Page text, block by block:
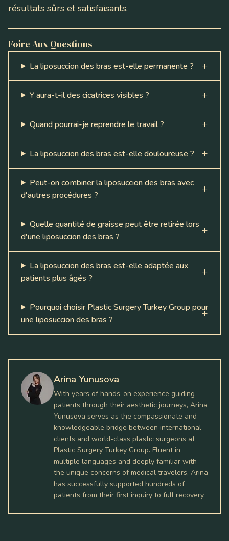
résultats sûrs et satisfaisants.
Foire Aux Questions
La liposuccion des bras est-elle permanente ?
Y aura-t-il des cicatrices visibles ?
Quand pourrai-je reprendre le travail ?
La liposuccion des bras est-elle douloureuse ?
Peut-on combiner la liposuccion des bras avec
d'autres procédures ?
Quelle quantité de graisse peut être retirée lors
d'une liposuccion des bras ?
La liposuccion des bras est-elle adaptée aux
patients plus âgés ?
Pourquoi choisir Plastic Surgery Turkey Group pour
une liposuccion des bras ?
Arina Yunusova
With years of hands-on experience guiding
patients through their aesthetic journeys, Arina
Yunusova serves as the compassionate and
knowledgeable bridge between international
clients and world-class plastic surgeons at
Plastic Surgery Turkey Group. Fluent in
multiple languages and deeply familiar with
the unique concerns of medical travelers, Arina
has successfully supported hundreds of
patients from their first inquiry to full recovery.